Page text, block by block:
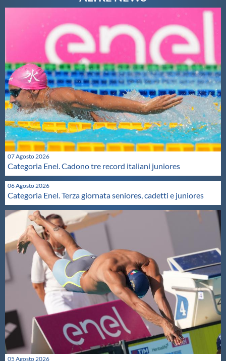
Scuole Nuoto
Propaganda
Centri Federali
Area Legislativa
Protezione Civile
Qualità
Sostenibilità
Privacy
Cookie Policy
Archivio News
Flash News
07 Agosto 2026
Categoria Enel. Cadono tre record italiani juniores
06 Agosto 2026
Categoria Enel. Terza giornata seniores, cadetti e juniores
05 Agosto 2026